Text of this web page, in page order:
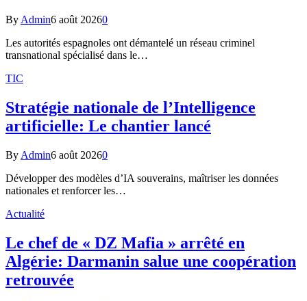
By Admin6 août 20260
Les autorités espagnoles ont démantelé un réseau criminel
transnational spécialisé dans le…
TIC
Stratégie nationale de l’Intelligence
artificielle: Le chantier lancé
By Admin6 août 20260
Développer des modèles d’IA souverains, maîtriser les données
nationales et renforcer les…
Actualité
Le chef de « DZ Mafia » arrêté en
Algérie: Darmanin salue une coopération
retrouvée